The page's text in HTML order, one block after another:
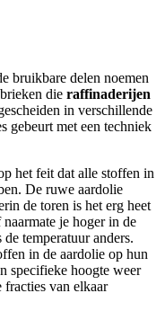
bruikbare delen noemen
die raffinaderijen
in verschillende
gebeurt met een techniek
het feit dat alle stoffen in
De ruwe aardolie
de toren is het erg heet
je hoger in de
temperatuur anders.
in de aardolie op hun
specifieke hoogte weer
van elkaar